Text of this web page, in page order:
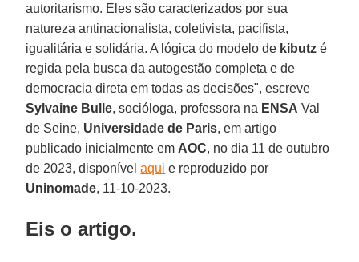
autoritarismo. Eles são caracterizados por sua
natureza antinacionalista, coletivista, pacifista,
igualitária e solidária. A lógica do modelo de kibutz é
regida pela busca da autogestão completa e de
democracia direta em todas as decisões", escreve
Sylvaine Bulle, socióloga, professora na ENSA Val
de Seine, Universidade de Paris, em artigo
publicado inicialmente em AOC, no dia 11 de outubro
de 2023, disponívelaqui e reproduzido por
Uninomade, 11-10-2023.
Eis o artigo.